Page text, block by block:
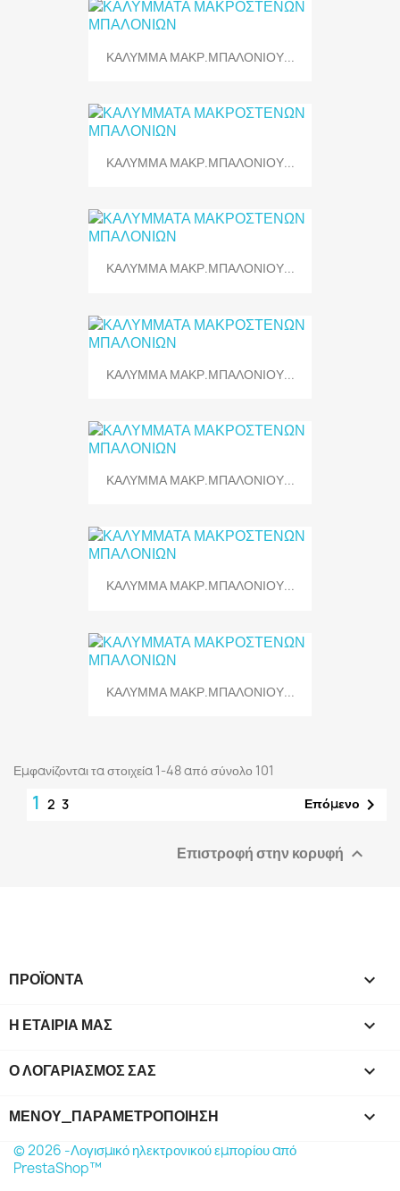
ΚΑΛΥΜΜΑ ΜΑΚΡ.ΜΠΑΛΟΝΙΟΥ...
ΚΑΛΥΜΜΑ ΜΑΚΡ.ΜΠΑΛΟΝΙΟΥ...
ΚΑΛΥΜΜΑ ΜΑΚΡ.ΜΠΑΛΟΝΙΟΥ...
ΚΑΛΥΜΜΑ ΜΑΚΡ.ΜΠΑΛΟΝΙΟΥ...
ΚΑΛΥΜΜΑ ΜΑΚΡ.ΜΠΑΛΟΝΙΟΥ...
ΚΑΛΥΜΜΑ ΜΑΚΡ.ΜΠΑΛΟΝΙΟΥ...
ΚΑΛΥΜΜΑ ΜΑΚΡ.ΜΠΑΛΟΝΙΟΥ...
Εμφανίζονται τα στοιχεία 1-48 από σύνολο 101
1 2 3 Επόμενο 
Επιστροφή στην κορυφή 
ΠΡΟΪΌΝΤΑ 
Η ΕΤΑΙΡΊΑ ΜΑΣ 
Ο ΛΟΓΑΡΙΑΣΜΌΣ ΣΑΣ 
ΜΕΝΟΎ_ΠΑΡΑΜΕΤΡΟΠΟΊΗΣΗ keyboard_arrow_down
© 2026 -Λογισμικό ηλεκτρονικού εμπορίου από
PrestaShop™